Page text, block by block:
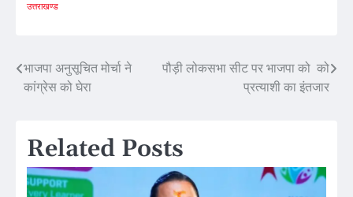
उत्तराखण्ड
Post
navigation
भाजपा अनुसूचित मोर्चा ने
कांग्रेस को घेरा
पौड़ी लोकसभा सीट पर भाजपा को को
प्रत्याशी का इंतजार
Related Posts